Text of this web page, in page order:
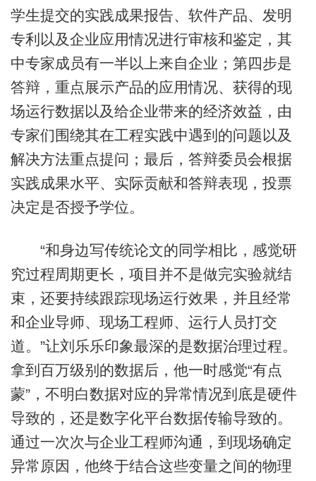
学生提交的实践成果报告、软件产品、发明
专利以及企业应用情况进行审核和鉴定，其
中专家成员有一半以上来自企业；第四步是
答辩，重点展示产品的应用情况、获得的现
场运行数据以及给企业带来的经济效益，由
专家们围绕其在工程实践中遇到的问题以及
解决方法重点提问；最后，答辩委员会根据
实践成果水平、实际贡献和答辩表现，投票
决定是否授予学位。
“和身边写传统论文的同学相比，感觉研
究过程周期更长，项目并不是做完实验就结
束，还要持续跟踪现场运行效果，并且经常
和企业导师、现场工程师、运行人员打交
道。”让刘乐乐印象最深的是数据治理过程。
拿到百万级别的数据后，他一时感觉“有点
蒙”，不明白数据对应的异常情况到底是硬件
导致的，还是数字化平台数据传输导致的。
通过一次次与企业工程师沟通，到现场确定
异常原因，他终于结合这些变量之间的物理